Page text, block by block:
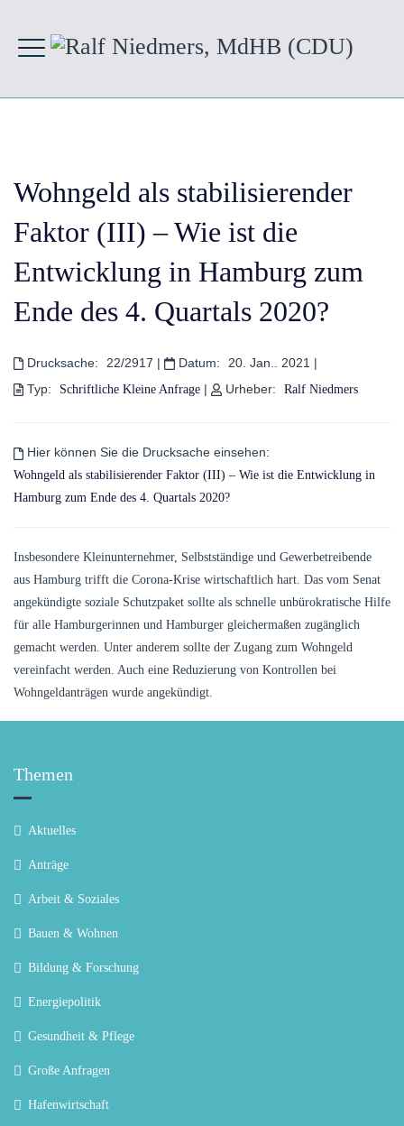
Wohngeld als stabilisierender
Faktor (III) – Wie ist die
Entwicklung in Hamburg zum
Ende des 4. Quartals 2020?
Drucksache: 22/2917 | Datum: 20. Jan.. 2021 |
Typ:
Schriftliche Kleine Anfrage | Urheber: Ralf Niedmers
Hier können Sie die Drucksache einsehen:
Wohngeld als stabilisierender Faktor (III) – Wie ist die Entwicklung in
Hamburg zum Ende des 4. Quartals 2020?
Insbesondere Kleinunternehmer, Selbstständige und Gewerbetreibende
aus Hamburg trifft die Corona-Krise wirtschaftlich hart. Das vom Senat
angekündigte soziale Schutzpaket sollte als schnelle unbürokratische Hilfe
für alle Hamburgerinnen und Hamburger gleichermaßen zugänglich
gemacht werden. Unter anderem sollte der Zugang zum Wohngeld
vereinfacht werden. Auch eine Reduzierung von Kontrollen bei
Wohngeldanträgen wurde angekündigt.
Themen
Aktuelles
Anträge
Arbeit & Soziales
Bauen & Wohnen
Bildung & Forschung
Energiepolitik
Gesundheit & Pflege
Große Anfragen
Hafenwirtschaft